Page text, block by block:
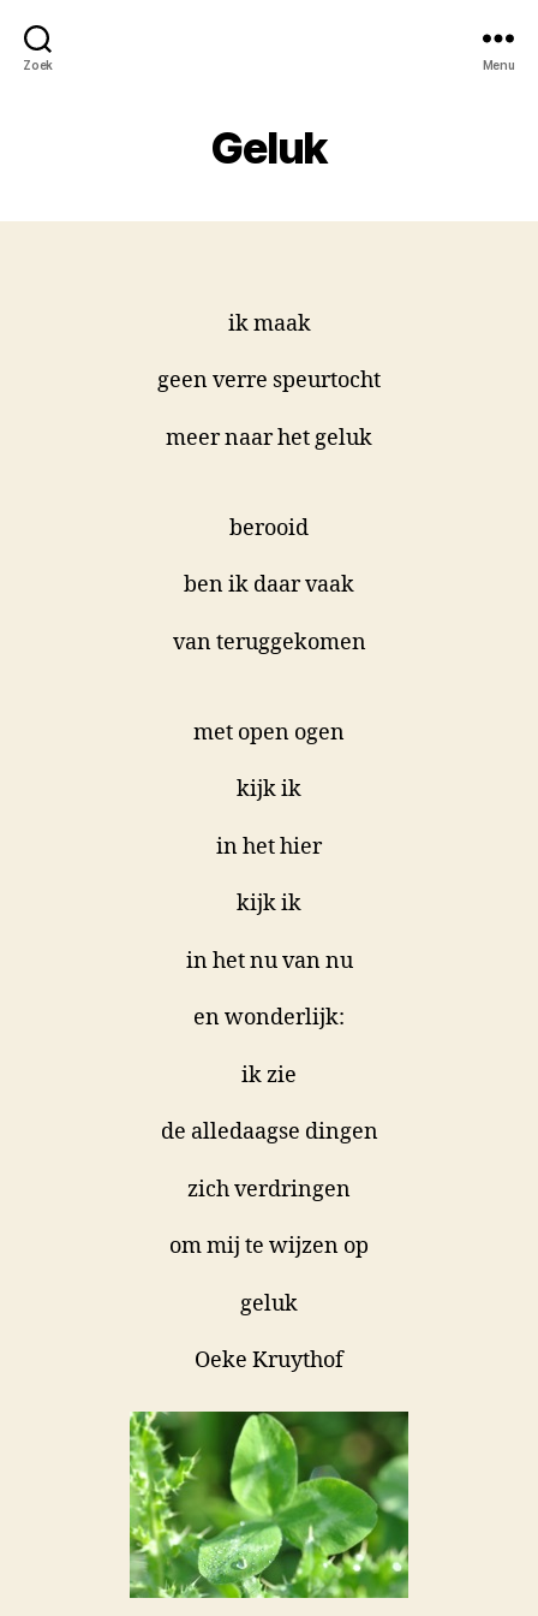
Zoek Menu
Geluk
ik maak
geen verre speurtocht
meer naar het geluk
berooid
ben ik daar vaak
van teruggekomen
met open ogen
kijk ik
in het hier
kijk ik
in het nu van nu
en wonderlijk:
ik zie
de alledaagse dingen
zich verdringen
om mij te wijzen op
geluk
Oeke Kruythof